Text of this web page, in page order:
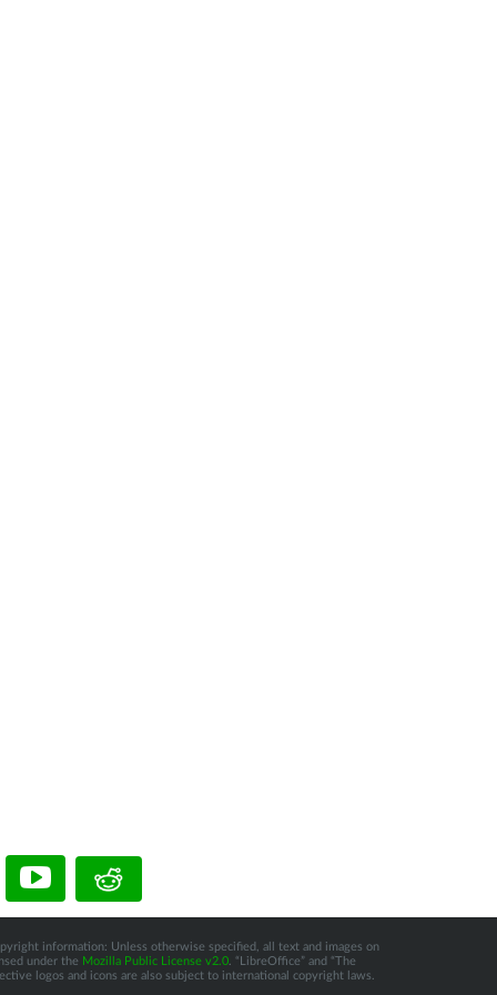
information: Unless otherwise specified, all text and images on
under the Mozilla Public License v2.0. “LibreOffice” and “The
logos and icons are also subject to international copyright laws.